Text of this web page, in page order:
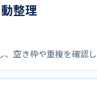
整理
空き枠や重複を確認し